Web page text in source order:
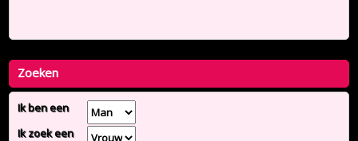
Zoeken
Ik ben een
Ik zoek een